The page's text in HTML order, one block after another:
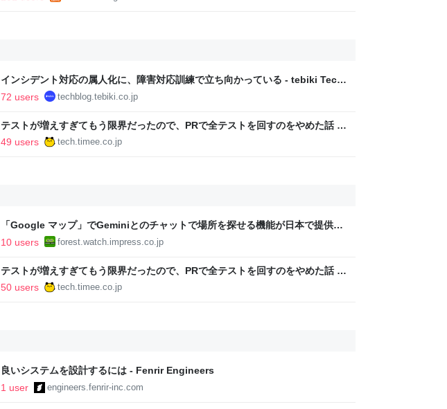
インシデント対応の属人化に、障害対応訓練で立ち向かっている - tebiki Tech
Blog
72 users techblog.tebiki.co.jp
テストが増えすぎてもう限界だったので、PRで全テストを回すのをやめた話 -
Timee Product Team Blog
49 users tech.timee.co.jp
「Google マップ」でGeminiとのチャットで場所を探せる機能が日本で提供開
始／自然な会話形式で複雑な条件の場所を探せる［マップに相談］の対象国が
10 users forest.watch.impress.co.jp
テストが増えすぎてもう限界だったので、PRで全テストを回すのをやめた話 -
Timee Product Team Blog
50 users tech.timee.co.jp
良いシステムを設計するには - Fenrir Engineers
1 user
engineers.fenrir-inc.com